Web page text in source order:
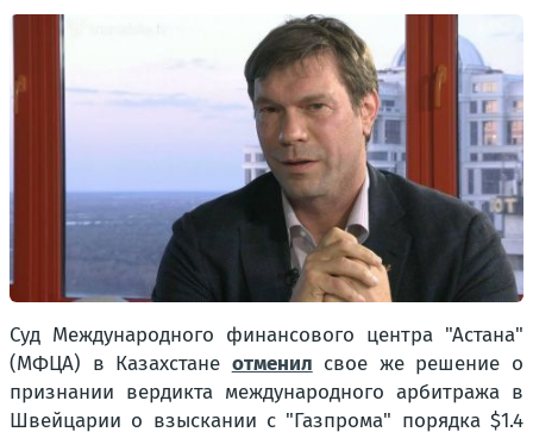
Суд Международного финансового центра "Астана"
(МФЦА) в Казахстане отменил свое же решение о
признании вердикта международного арбитража в
Швейцарии о взыскании с "Газпрома" порядка $1.4